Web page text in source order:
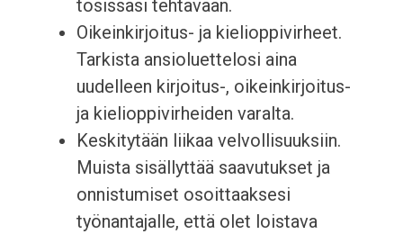
tosissasi tehtävään.
Oikeinkirjoitus- ja kielioppivirheet.
Tarkista ansioluettelosi aina
uudelleen kirjoitus-, oikeinkirjoitus-
ja kielioppivirheiden varalta.
Keskitytään liikaa velvollisuuksiin.
Muista sisällyttää saavutukset ja
onnistumiset osoittaaksesi
työnantajalle, että olet loistava